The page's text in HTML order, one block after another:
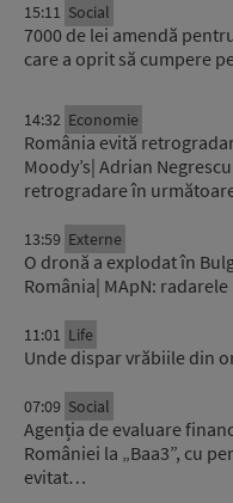
15:11 Social
7000 de lei amendă
care a oprit să cumpere
14:32 Economie
România evită
Moody’s| Adrian
retrogradare în
13:59 Externe
O dronă a explodat în
România| MApN:
11:01 Life
Unde dispar vrăbiile din
07:09 Social
Agenția de evaluare
României la „Baa3”, cu
evitat…